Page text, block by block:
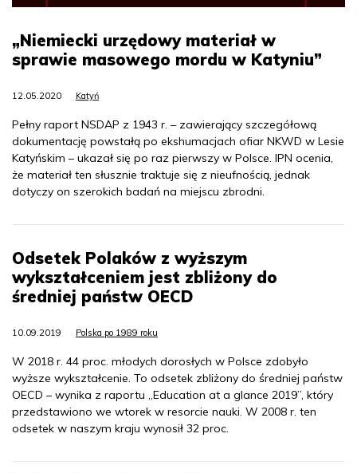
„Niemiecki urzędowy materiał w
sprawie masowego mordu w Katyniu”
12.05.2020 Katyń
Pełny raport NSDAP z 1943 r. – zawierający szczegółową
dokumentację powstałą po ekshumacjach ofiar NKWD w Lesie
Katyńskim – ukazał się po raz pierwszy w Polsce. IPN ocenia,
że materiał ten słusznie traktuje się z nieufnością, jednak
dotyczy on szerokich badań na miejscu zbrodni.
Odsetek Polaków z wyższym
wykształceniem jest zbliżony do
średniej państw OECD
10.09.2019 Polska po 1989 roku
W 2018 r. 44 proc. młodych dorosłych w Polsce zdobyło
wyższe wykształcenie. To odsetek zbliżony do średniej państw
OECD – wynika z raportu „Education at a glance 2019”, który
przedstawiono we wtorek w resorcie nauki. W 2008 r. ten
odsetek w naszym kraju wynosił 32 proc.